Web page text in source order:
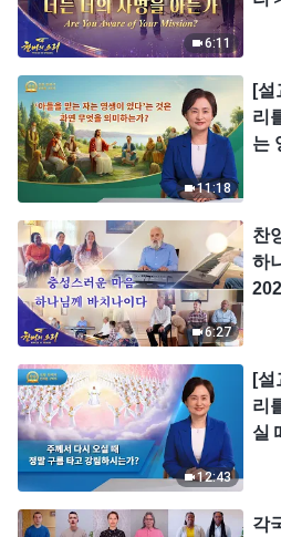
6:11
11:18
[설
리
는
6:27
찬
하
12:43
[설
리
실
각